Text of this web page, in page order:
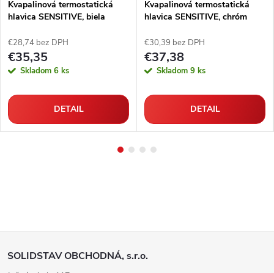
Kvapalinová termostatická
hlavica SENSITIVE, biela
€28,74 bez DPH
€35,35
Skladom 6 ks
DETAIL
Kvapalinová termostatická
hlavica SENSITIVE, chróm
€30,39 bez DPH
€37,38
Skladom 9 ks
DETAIL
ZSOLIDSTAV OBCHODNÁ, s.r.o.